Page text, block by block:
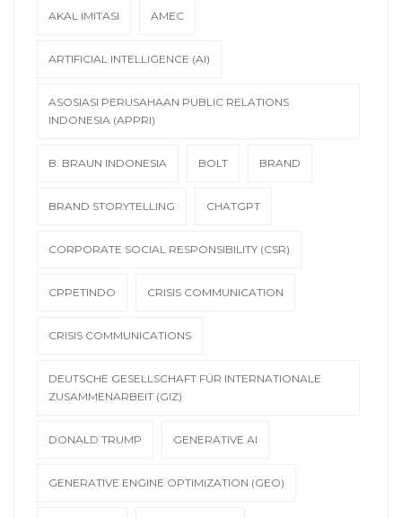
AKAL IMITASI AMEC
ARTIFICIAL INTELLIGENCE (AI)
ASOSIASI PERUSAHAAN PUBLIC RELATIONS
INDONESIA (APPRI)
B. BRAUN INDONESIA BOLT BRAND
BRAND STORYTELLING CHATGPT
CORPORATE SOCIAL RESPONSIBILITY (CSR)
CPPETINDO CRISIS COMMUNICATION
CRISIS COMMUNICATIONS
DEUTSCHE GESELLSCHAFT FÜR INTERNATIONALE
ZUSAMMENARBEIT (GIZ)
DONALD TRUMP GENERATIVE AI
GENERATIVE ENGINE OPTIMIZATION (GEO)